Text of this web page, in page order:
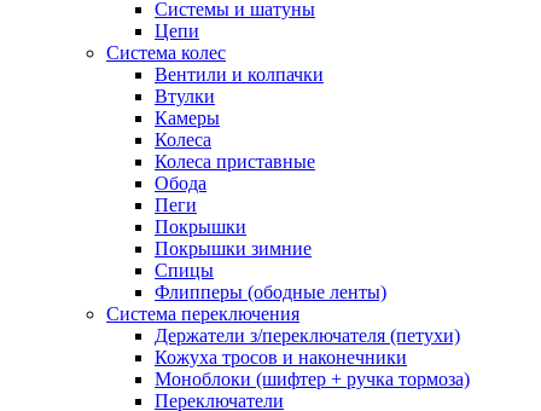
Системы и шатуны
Цепи
Система колес
Вентили и колпачки
Втулки
Камеры
Колеса
Колеса приставные
Обода
Пеги
Покрышки
Покрышки зимние
Спицы
Флипперы (ободные ленты)
Система переключения
Держатели з/переключателя (петухи)
Кожуха тросов и наконечники
Моноблоки (шифтер + ручка тормоза)
Переключатели